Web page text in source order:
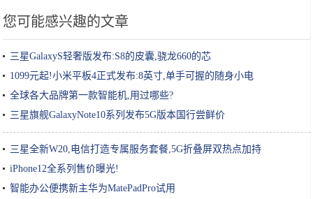
您可能感兴趣的文章
三星GalaxyS轻奢版发布:S8的皮囊,骁龙660的芯
1099元起!小米平板4正式发布:8英寸,单手可握的随身小电
全球各大品牌第一款智能机,用过哪些?
三星旗舰GalaxyNote10系列发布5G版本国行尝鲜价
三星全新W20,电信打造专属服务套餐,5G折叠屏双热点加持
iPhone12全系列售价曝光!
智能办公便携新主华为MatePadPro试用